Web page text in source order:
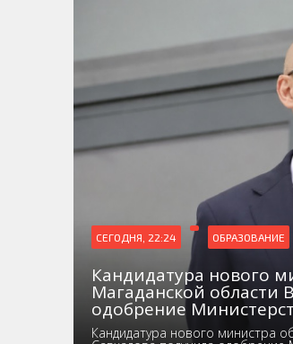
СЕГОДНЯ, 22:24 ОБРАЗОВАНИЕ
Кандидатура нового
Магаданской области
одобрение
Кандидатура нового министра